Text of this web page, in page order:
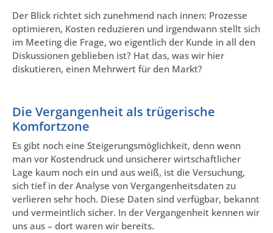
Der Blick richtet sich zunehmend nach innen: Prozesse
optimieren, Kosten reduzieren und irgendwann stellt sich
im Meeting die Frage, wo eigentlich der Kunde in all den
Diskussionen geblieben ist? Hat das, was wir hier
diskutieren, einen Mehrwert für den Markt?
Die Vergangenheit als trügerische
Komfortzone
Es gibt noch eine Steigerungsmöglichkeit, denn wenn
man vor Kostendruck und unsicherer wirtschaftlicher
Lage kaum noch ein und aus weiß, ist die Versuchung,
sich tief in der Analyse von Vergangenheitsdaten zu
verlieren sehr hoch. Diese Daten sind verfügbar, bekannt
und vermeintlich sicher. In der Vergangenheit kennen wir
uns aus – dort waren wir bereits.